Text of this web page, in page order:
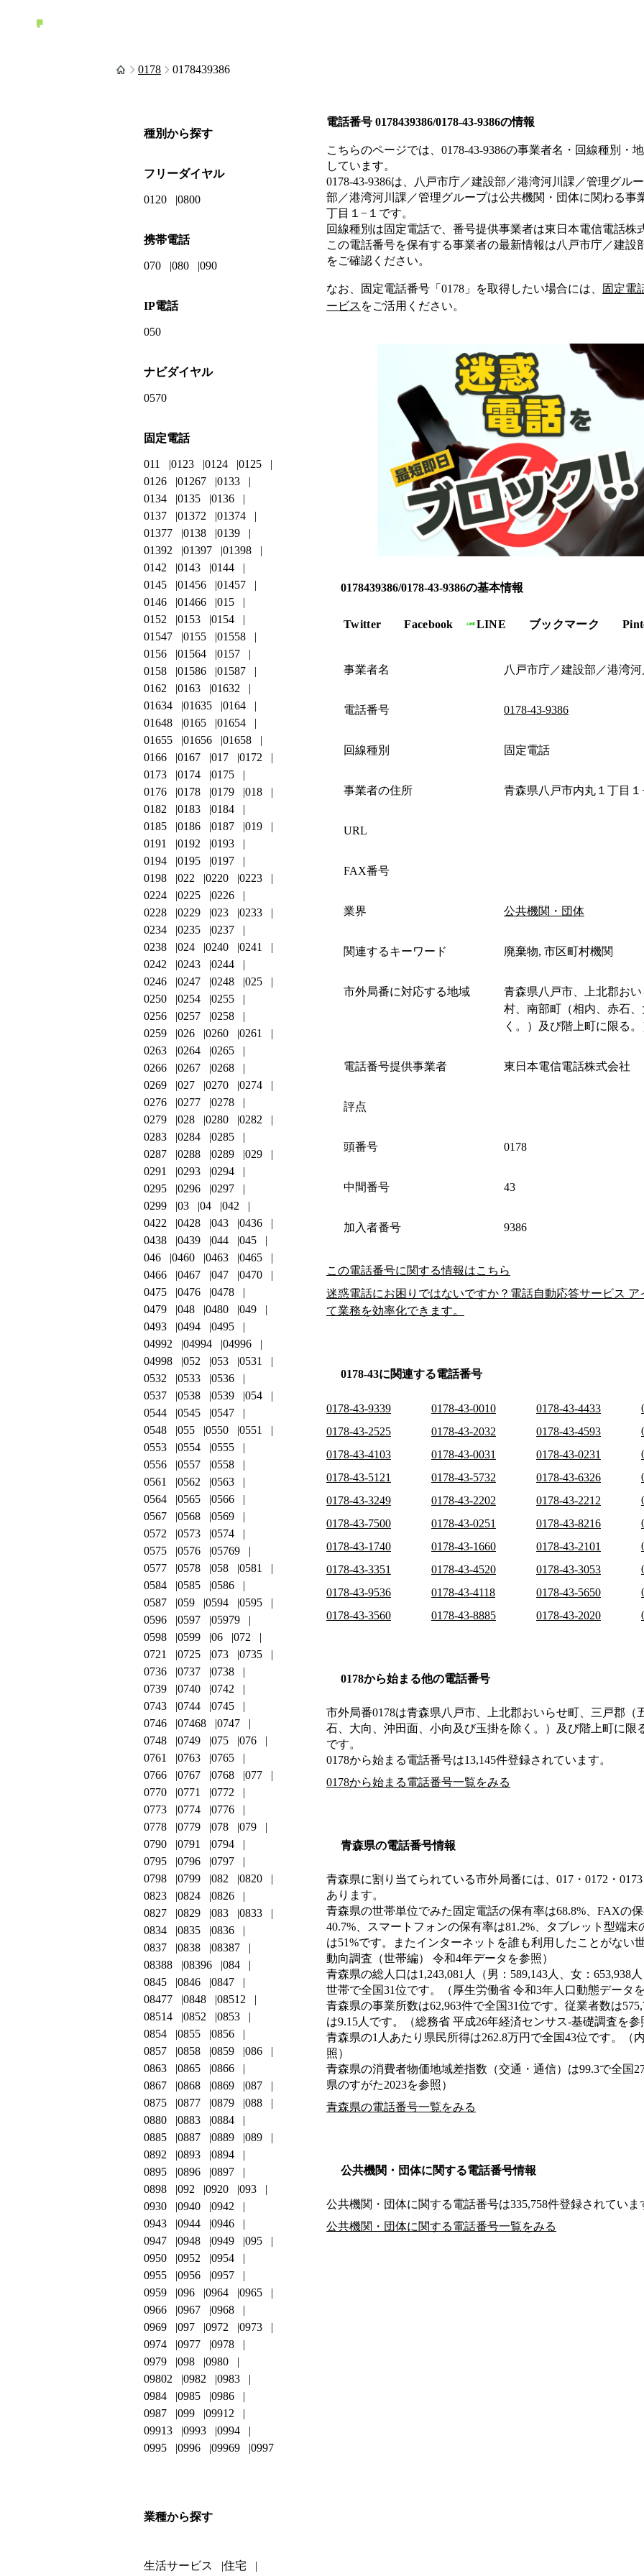
0178 0178439386
電話番号 0178439386/0178-43-9386の情報
こちらのページでは、 0178-43-9386の事業者名・回線種別・
しています。
0178-43-9386は、 八戸市庁／建設部／港湾河川課／管理グル
部／港湾河川課／管理グループは公共機関・団体に関わる事
丁目１−１ です。
回線種別は固定電話で、番号提供事業者は東日本電信電話株
この電話番号を保有する事業者の最新情報は八戸市庁／建設
をご確認ください。
なお、固定電話番号「 0178 」を取得したい場合には、 固定電
ービス をご活用ください。
0178439386/0178-43-9386の基本情報
Twitter Facebook LINE ブックマーク
事業者名 八戸市庁／建設部／港湾
電話番号 0178-43-9386
回線種別 固定電話
事業者の住所 青森県八戸市内丸１丁目１
URL
FAX番号
業界 公共機関・団体
関連するキーワード 廃棄物, 市区町村機関
市外局番に対応する地域
青森県八戸市、上北郡お
村、南部町（相内、赤石
く。）及び階上町に限る。
電話番号提供事業者 東日本電信電話株式会社
評点
頭番号 0178
中間番号 43
加入者番号 9386
この電話番号に関する情報はこちら
迷惑電話にお困りではないですか？電話自動応答サービス
て業務を効率化できます。
0178-43に関連する電話番号
0178-43-9339 0178-43-0010 0178-43-4433
0178-43-2525
0178-43-2032 0178-43-4593
0178-43-4103
0178-43-0031 0178-43-0231
0178-43-5121
0178-43-5732 0178-43-6326
0178-43-3249
0178-43-2202 0178-43-2212
0178-43-7500
0178-43-0251 0178-43-8216
0178-43-1740
0178-43-1660 0178-43-2101
0178-43-3351
0178-43-4520 0178-43-3053
0178-43-9536
0178-43-4118 0178-43-5650
0178-43-3560
0178-43-8885 0178-43-2020
0178から始まる他の電話番号
市外局番0178は青森県八戸市、上北郡おいらせ町、三戸郡（
石、大向、沖田面、小向及び玉掛を除く。）及び階上町に限
です。
0178から始まる電話番号は13,145件登録されています。
0178から始まる電話番号一覧をみる
青森県の電話番号情報
青森県に割り当てられている市外局番には、017・0172・0173
あります。
青森県の世帯単位でみた固定電話の保有率は68.8%、FAXの
40.7%、スマートフォンの保有率は81.2%、タブレット型端
は51%です。またインターネットを誰も利用したことがない
動向調査（世帯編） 令和4年データを参照）
青森県の総人口は1,243,081人（男：589,143人、女：653,938
世帯で全国31位です。（厚生労働省 令和3年人口動態データを
青森県の事業所数は62,963件で全国31位です。従業者数は
は9.15人です。（総務省 平成26年経済センサス‐基礎調査を参
青森県の1人あたり県民所得は262.8万円で全国43位です。（
照）
青森県の消費者物価地域差指数（交通・通信）は99.3で全国
県のすがた2023を参照）
青森県の電話番号一覧をみる
公共機関・団体に関する電話番号情報
公共機関・団体に関する電話番号は335,758件登録されていま
公共機関・団体に関する電話番号一覧をみる
種別から探す
フリーダイヤル
0120 0800
携帯電話
070 080 090
IP電話
050
ナビダイヤル
0570
固定電話
011 0123 0124
0125
0126
01267
0133
0134
0135
0136
0137
01372
01374
01377
0138
0139
01392
01397
01398
0142
0143
0144
0145
01456
01457
0146
01466
015
0152
0153
0154
01547
0155
01558
0156
01564
0157
0158
01586
01587
0162
0163
01632
01634
01635
0164
01648
0165
01654
01655
01656
01658
0166
0167 017
0172
0173
0174
0175
0176
0178 0179
018
0182
0183
0184
0185
0186 0187
019
0191
0192
0193
0194
0195
0197
0198
022 0220
0223
0224
0225
0226
0228
0229 023
0233
0234
0235
0237
0238
024 0240
0241
0242
0243
0244
0246
0247 0248
025
0250
0254
0255
0256
0257
0258
0259
026 0260
0261
0263
0264
0265
0266
0267
0268
0269
027 0270
0274
0276
0277
0278
0279
028 0280
0282
0283
0284
0285
0287
0288 0289
029
0291
0293
0294
0295
0296
0297
0299
03 04
042
0422
0428 043
0436
0438
0439 044
045
046
0460 0463
0465
0466
0467 047
0470
0475
0476
0478
0479
048 0480
049
0493
0494
0495
04992
04994
04996
04998
052 053
0531
0532
0533
0536
0537
0538 0539
054
0544
0545
0547
0548
055 0550
0551
0553
0554
0555
0556
0557
0558
0561
0562
0563
0564
0565
0566
0567
0568
0569
0572
0573
0574
0575
0576
05769
0577
0578 058
0581
0584
0585
0586
0587
059 0594
0595
0596
0597
05979
0598
0599 06
072
0721
0725 073
0735
0736
0737
0738
0739
0740
0742
0743
0744
0745
0746
07468
0747
0748
0749 075
076
0761
0763
0765
0766
0767 0768
077
0770
0771
0772
0773
0774
0776
0778
0779 078
079
0790
0791
0794
0795
0796
0797
0798
0799 082
0820
0823
0824
0826
0827
0829 083
0833
0834
0835
0836
0837
0838
08387
08388
08396
084
0845
0846
0847
08477
0848
08512
08514
0852
0853
0854
0855
0856
0857
0858 0859
086
0863
0865
0866
0867
0868 0869
087
0875
0877 0879
088
0880
0883
0884
0885
0887 0889
089
0892
0893
0894
0895
0896
0897
0898
092 0920
093
0930
0940
0942
0943
0944
0946
0947
0948 0949
095
0950
0952
0954
0955
0956
0957
0959
096 0964
0965
0966
0967
0968
0969
097 0972
0973
0974
0977
0978
0979
098
0980
09802
0982
0983
0984
0985
0986
0987
099
09912
09913
0993
0994
0995
0996 09969 0997
業種から探す
生活サービス 住宅